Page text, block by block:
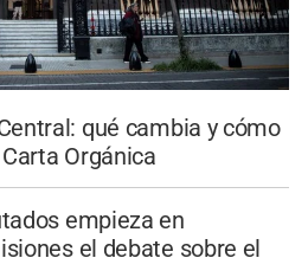
qué cambia y cómo
Orgánica
empieza en
el debate sobre el